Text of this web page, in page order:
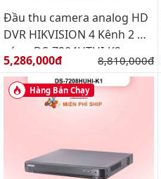
Đầu thu camera analog HD
DVR HIKVISION 4 Kênh 2 Ổ
cứng DS-7204HTHI-K2
Giá bán:
5,286,000đ Giá gốc:
8,810,000đ
Hàng Bán Chạy